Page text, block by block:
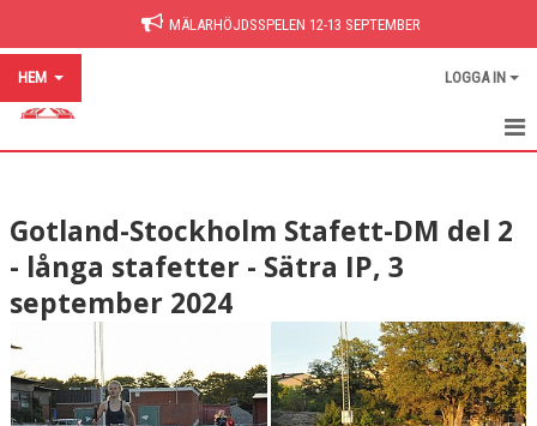
MÄLARHÖJDSSPELEN 12-13 SEPTEMBER
HEM LOGGA IN
NYHETER
BILDGALLERI
HITTA PÅ SIDAN
Gotland-Stockholm Stafett-DM del 2
- långa stafetter - Sätra IP, 3
september 2024